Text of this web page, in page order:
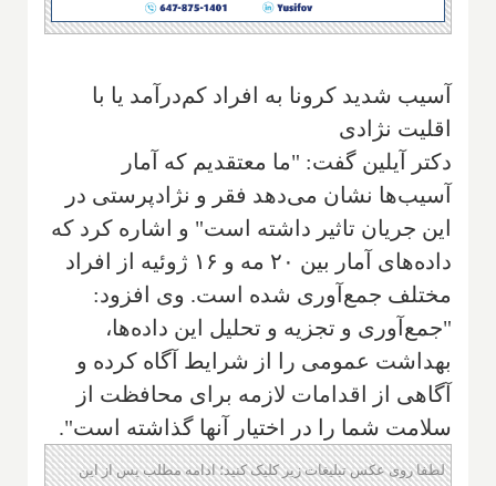
آسیب شدید کرونا به افراد کم‌درآمد یا با
اقلیت نژادی
دکتر آیلین گفت: "ما معتقدیم که آمار
آسیب‌ها نشان می‌دهد فقر و نژادپرستی در
این جریان تاثیر داشته است" و اشاره کرد که
داده‌های آمار بین ۲۰ مه و ۱۶ ژوئیه از افراد
مختلف جمع‌آوری شده است. وی افزود:
"جمع‌آوری و تجزیه و تحلیل این داده‌ها،
بهداشت عمومی را از شرایط آگاه کرده و
آگاهی از اقدامات لازمه برای محافظت از
سلامت شما را در اختیار آنها گذاشته است".
لطفا روی عکس تبلیغات زیر کلیک کنید؛ ادامه مطلب پس از این